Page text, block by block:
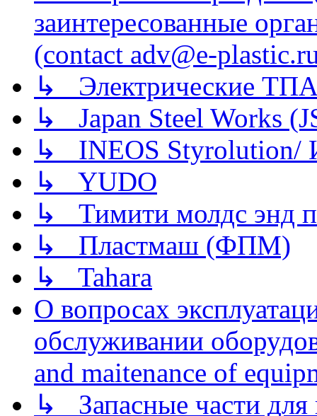
заинтересованные
(contact adv@e-
↳ Электрические
↳ Japan Steel Works
↳ INEOS
↳ YUDO
↳ Тимити молдс энд
↳ Пластмаш (ФПМ)
↳ Tahara
О вопросах
обслуживании
and maitenance of
↳ Запасные части для